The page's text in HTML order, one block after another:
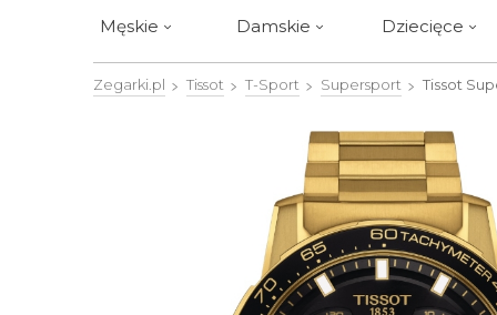
Męskie
Eleganckie
Klasyczne
Sportowe
Luksusowe
Nurkowe
Damskie
Eleganckie
Klasyczne
Sportowe
Luksusowe
Nurkowe
Dziecięce
Boccia Titanium
Calypso
Candino
Edifice
Festina
FLIK-
G-
Zegarki.pl Tissot T-Sport Supersport Tissot